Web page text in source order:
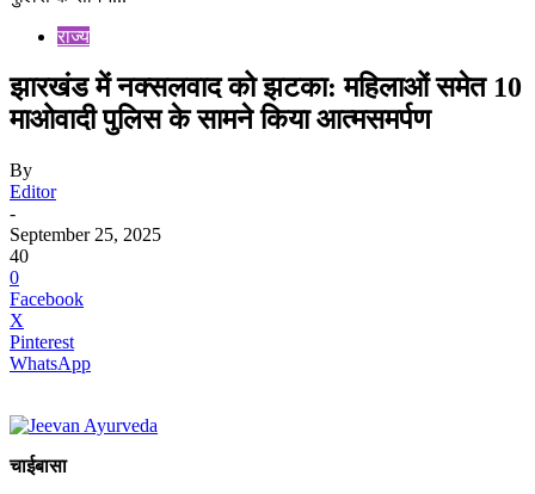
राज्य
झारखंड में नक्सलवाद को झटका: महिलाओं समेत 10
माओवादी पुलिस के सामने किया आत्मसमर्पण
By
Editor
-
September 25, 2025
40
0
Facebook
X
Pinterest
WhatsApp
चाईबासा